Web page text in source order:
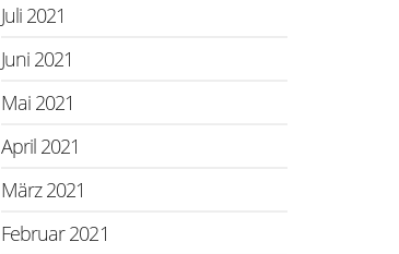
Juli 2021
Juni 2021
Mai 2021
April 2021
März 2021
Februar 2021